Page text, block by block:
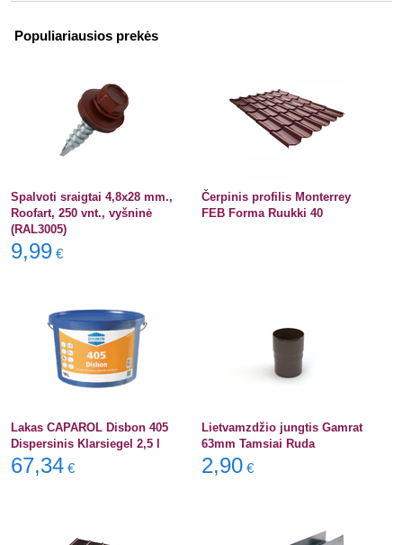
Populiariausios prekės
Spalvoti sraigtai 4,8x28 mm.,
Roofart, 250 vnt., vyšninė
(RAL3005)
9,99 €
Čerpinis profilis Monterrey
FEB Forma Ruukki 40
Lakas CAPAROL Disbon 405
Dispersinis Klarsiegel 2,5 l
67,34 €
Lietvamzdžio jungtis Gamrat
63mm Tamsiai Ruda
2,90 €